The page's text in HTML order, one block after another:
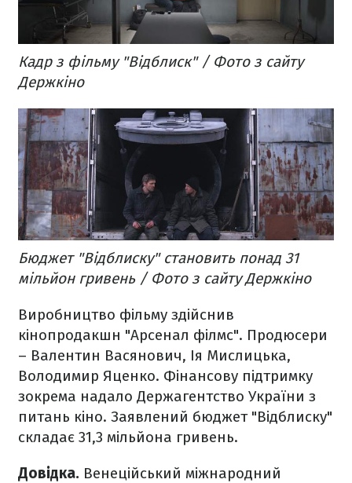
Кадр з фільму "Відблиск" / Фото з сайту
Держкіно
Бюджет "Відблиску" становить понад 31
мільйон гривень / Фото з сайту Держкіно
Виробництво фільму здійснив
кінопродакшн "Арсенал філмс". Продюсери
– Валентин Васянович, Ія Мислицька,
Володимир Яценко. Фінансову підтримку
зокрема надало Держагентство України з
питань кіно. Заявлений бюджет "Відблиску"
складає 31,3 мільйона гривень.
Довідка. Венеційський міжнародний